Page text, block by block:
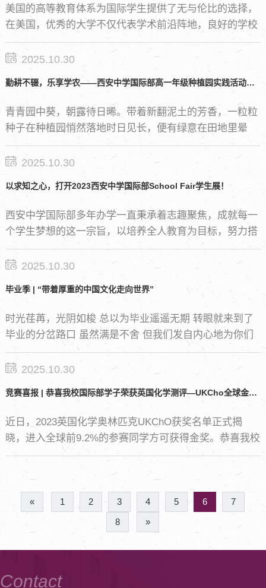
美国的高等教育体系为国际学生提供了无与伦比的选择，
在美国，优秀的大学不仅代表学术前沿阵地，良好的学校
声誉，更有巨大的影响力和衍生的新兴产业链。
2025.10.30
勤耕不辍，乐享学农——西安中学国际部高一年级种植园实践活动纪实
青青园中葵，朝露待日晞。带着新翻泥土的芳香，一粒粒
种子在种植园悄然落地时日见长，便有绿意在田地里晕
染。蔬菜瓜果们牵枝攀引，舒展嫩丫，将浓浓的绿意展露
无遗，金秋季节，种植园内更是郁郁葱葱，瓜果飘香，硕
果盈枝。这就是西安中学引以为傲的校园一角
2025.10.30
以求知之心，打开2023西安中学国际部School Fair学生展！
西安中学国际部多年办学一直秉承着志趣聚焦，成就每一
个学生梦想的这一宗旨，以培养全人教育为目标，努力搭
建平台，鼓励学生展现自我、追寻梦想。每个学年的最后
两天，国际部都会隆重举行传统大型学生展活动，2023我
们的主题是：每个人都是主角。同学们热情高涨，突破自
我，大放异彩。在教学组老师带领和指导下，积极参与探
究讲堂、科学展、摄影展、趣味学科实验、英语活动、艺
术DIY等活动。
2025.10.30
毕业季 | “带着厚重的中国文化走向世界”
时光荏苒，光阴如梭 总以为毕业遥遥无期 转眼就来到了
毕业的分岔路口 虽然满是不舍 但我们发自内心地为你们
高兴 看你们远走高飞，奔赴向前
2025.10.30
竞赛喜报 | 恭喜我校国际部学子荣获英国化学测评—UKCho全球金银奖！
近日，2023英国化学奥林匹克UKChO获奖名单正式揭
晓，进入全球前9.2%的参赛同学方可获得金奖。恭喜我校
国际部张思苒同学和李川子同学凭借骄人战绩勇夺全球金
« 1 2 3 4 5 6
7
8
»
Contact